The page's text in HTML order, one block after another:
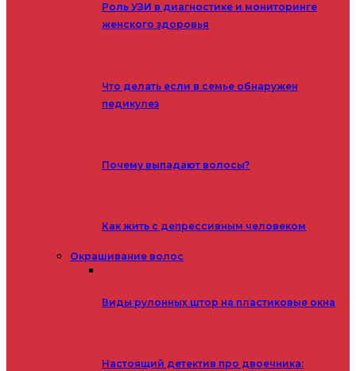
Роль УЗИ в диагностике и мониторинге
женского здоровья
Что делать если в семье обнаружен
педикулез
Почему выпадают волосы?
Как жить с депрессивным человеком
Окрашивание волос
Виды рулонных штор на пластиковые окна
Настоящий детектив про двоечника: